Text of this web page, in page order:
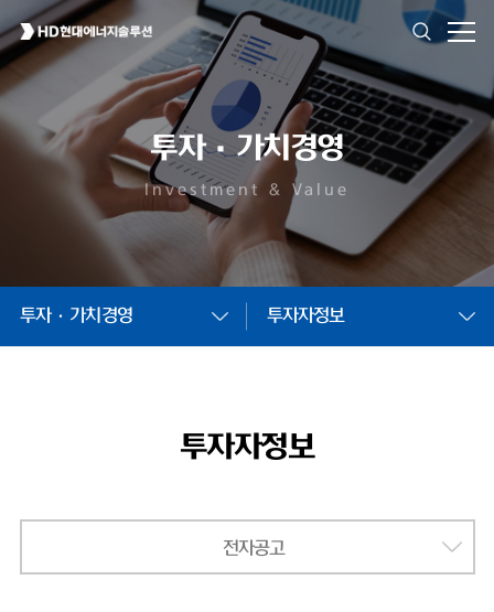
투자·가치경영
Investment & Value
투자·가치경영 투자자정보
투자자정보
전자공고